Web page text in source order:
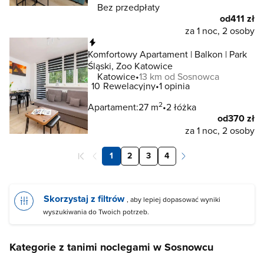
Bez przedpłaty
od411 zł
za 1 noc, 2 osoby
Komfortowy Apartament | Balkon | Park
Śląski, Zoo Katowice
Katowice 13 km od Sosnowca
10 Rewelacyjny 1 opinia
Apartament:27 m2 2 łóżka
od370 zł
za 1 noc, 2 osoby
1 2 3 4
Skorzystaj z filtrów , aby lepiej dopasować wyniki
wyszukiwania do Twoich potrzeb.
Kategorie z tanimi noclegami w Sosnowcu